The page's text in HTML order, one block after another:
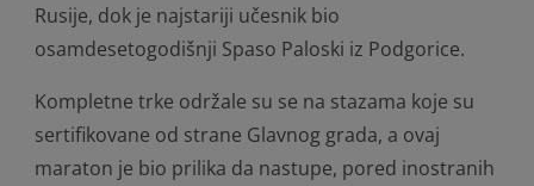
Rusije, dok je najstariji učesnik bio
osamdesetogodišnji Spaso Paloski iz Podgorice.
Kompletne trke održale su se na stazama koje su
sertifikovane od strane Glavnog grada, a ovaj
maraton je bio prilika da nastupe, pored inostranih